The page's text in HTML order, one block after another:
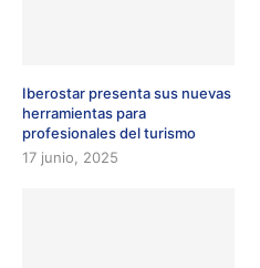
Iberostar presenta sus nuevas
herramientas para
profesionales del turismo
17 junio, 2025